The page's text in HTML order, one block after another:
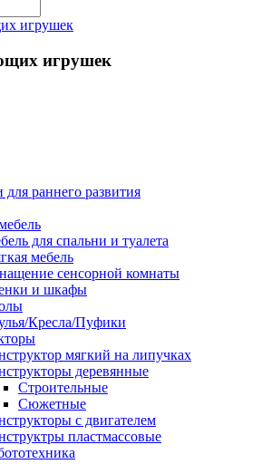
игрушек
раннего развития
для спальни и туалета
мебель
сенсорной комнаты
и шкафы
Кресла/Пуфики
мягкий на липучках
деревянные
Строительные
Сюжетные
с двигателем
пластмассовые